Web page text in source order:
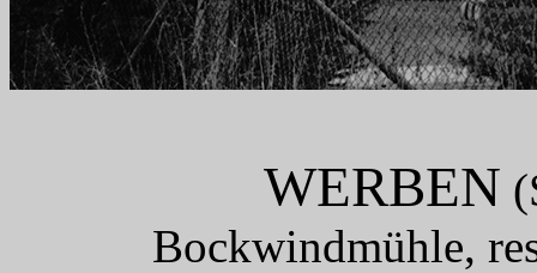
WERBEN
Bockwindmühle,